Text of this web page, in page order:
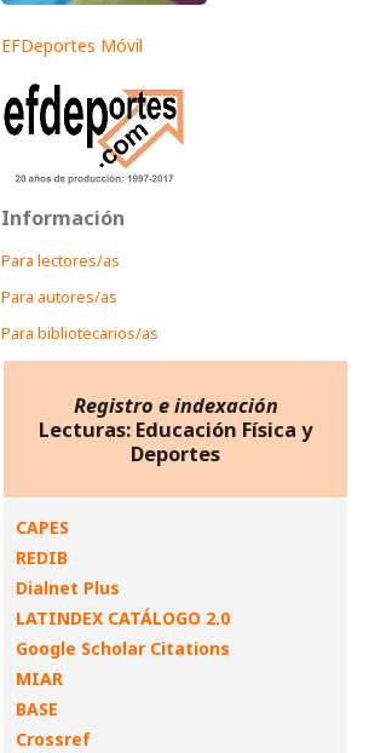
EFDeportes Móvil
Información
Para lectores/as
Para autores/as
Para bibliotecarios/as
Registro e indexación
Lecturas: Educación Física y
Deportes
CAPES
REDIB
Dialnet Plus
LATINDEX CATÁLOGO 2.0
Google Scholar Citations
MIAR
BASE
Crossref